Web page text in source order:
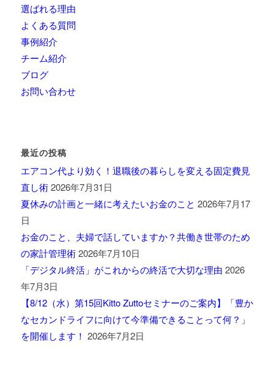
選ばれる理由
よくある質問
事例紹介
チーム紹介
ブログ
お問い合わせ
最近の投稿
エアコン代より効く！退職後の暮らしを変える固定費見
直し術 2026年7月31日
夏休みの計画と一緒に考えたいお金のこと 2026年7月17
日
お金のこと、夫婦で話していますか？共働き世帯のため
の家計管理術 2026年7月10日
「デジタル終活」がこれからの終活で大切な理由 2026
年7月3日
【8/12（水）第15回Kitto Zuttoセミナーのご案内】「豊か
なセカンドライフに向けて今準備できることって何？」
を開催します！ 2026年7月2日